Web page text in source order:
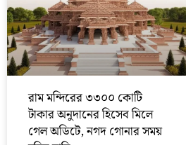
রাম মন্দিরের ৩৩০০ কোটি
টাকার অনুদানের হিসেব মিলে
গেল অডিটে, নগদ গোনার সময়